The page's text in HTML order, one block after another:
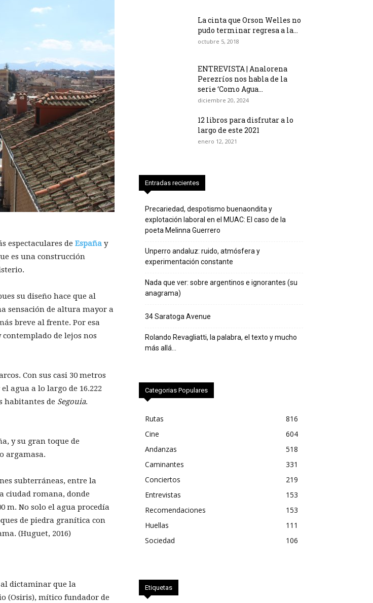
espectaculares de España y
es una construcción
su diseño hace que al
sensación de altura mayor a
breve al frente. Por esa
de lejos nos
Con sus casi 30 metros
agua a lo largo de 16.222
habitantes de Segouia.
y su gran toque de
argamasa.
subterráneas, entre la
ciudad romana, donde
m. No solo el agua procedía
de piedra granítica con
(Huguet, 2016)
al dictaminar que la
(Osiris), mítico fundador de
La cinta que Orson Welles no
pudo terminar regresa a la...
octubre 5, 2018
ENTREVISTA | Analorena
Perezríos nos habla de la
serie ‘Como Agua...
diciembre 20, 2024
12 libros para disfrutar a lo
largo de este 2021
enero 12, 2021
Entradas recientes
Precariedad, despotismo buenaondita y
explotación laboral en el MUAC: El caso de la
poeta Melinna Guerrero
Unperro andaluz: ruido, atmósfera y
experimentación constante
Nada que ver: sobre argentinos e ignorantes (su
anagrama)
34 Saratoga Avenue
Rolando Revagliatti, la palabra, el texto y mucho
más allá…
Categorias Populares
Rutas
816
Cine
604
Andanzas
518
Caminantes
331
Conciertos
219
Entrevistas
153
Recomendaciones
153
Huellas
111
Sociedad
106
Etiquetas